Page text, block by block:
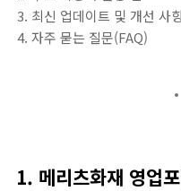
최신 업데이트 및 개선 사
자주 묻는 질문(FAQ)
1. 메리츠화재 영업